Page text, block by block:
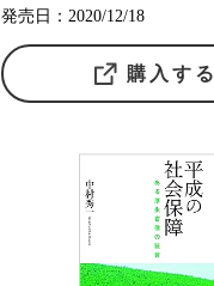
発売日：2020/12/18
購入する